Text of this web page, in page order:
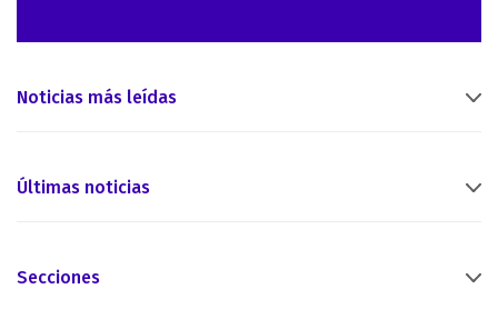
Noticias más leídas
Últimas noticias
Secciones